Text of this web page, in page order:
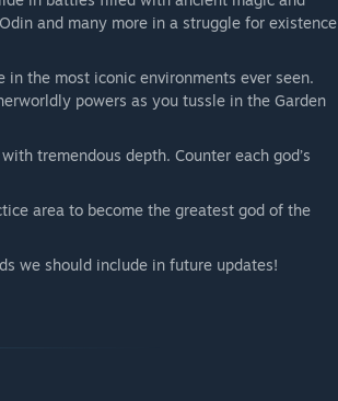
and many more in a struggle for existence
the most iconic environments ever seen.
powers as you tussle in the Garden
tremendous depth. Counter each god’s
area to become the greatest god of the
we should include in future updates!